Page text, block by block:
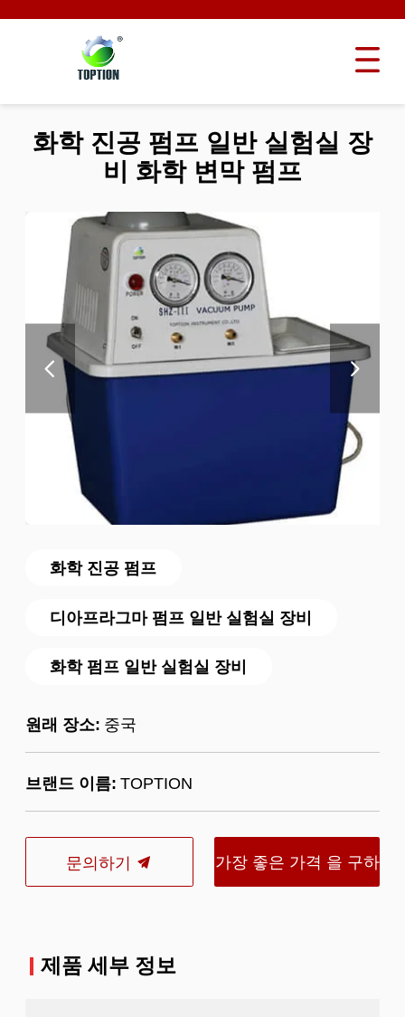
화학 진공 펌프
디아프라그마 펌프 일반 실험실 장비
화학 펌프 일반 실험실 장비
원래 장소: 중국
브랜드 이름: TOPTION
문의하기 가장 좋은 가격 을 구하
화학 진공 펌프 일반 실험실 장
비 화학 변막 펌프
제품 세부 정보